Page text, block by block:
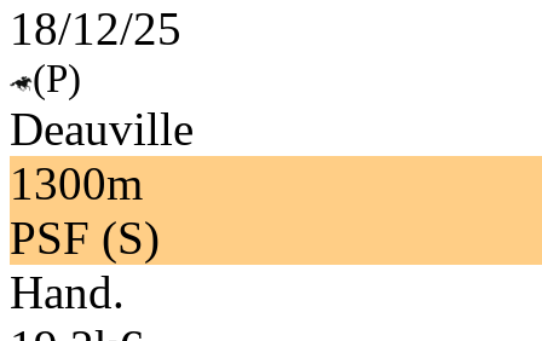
18/12/25
(P)
Deauville
1300m
PSF (S)
Hand.